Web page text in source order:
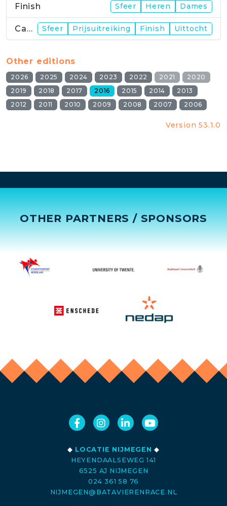
Finish Sfeer Heren Dames
Campus Sfeer Prijsuitreiking Finish Uittocht
Other editions
2026 2025 2024 2023 2022 2021
2020
2019
2018 2017 2016 2015 2014
2013
2012
2011 2010 2009 2008 2007 2006
Version 53.1.0
OTHER PARTNERS / SPONSORS
◆ LOCATIE NIJMEGEN ◆
HEYENDAALSEWEG 141
6525 AJ NIJMEGEN
024 361 58 76
NIJMEGEN@BATAVIERENRACE.NL